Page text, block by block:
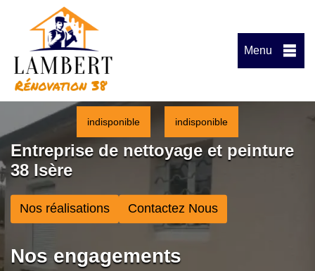
Menu
indisponible indisponible
Entreprise de nettoyage et peinture
38 Isère
Nos réalisations Contactez Nous
Nos engagements